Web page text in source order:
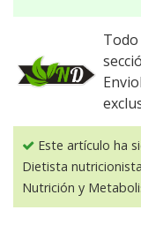
Este artículo ha
Dietista
Nutrición y